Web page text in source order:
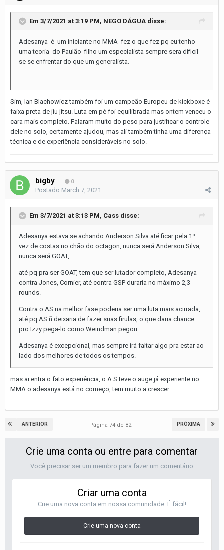
Em 3/7/2021 at 3:19 PM, NEGO DÁGUA disse:
Adesanya é um iniciante no MMA fez o que fez pq eu tenho
uma teoria do Paulão filho um especialista sempre sera dificil
se se enfrentar do que um generalista.
Sim, Ian Blachowicz também foi um campeão Europeu de kickboxe é
faixa preta de jiu jitsu. Luta em pé foi equilibrada mas ontem venceu o
cara mais completo. Falaram muito do peso para justificar o controle
dele no solo, certamente ajudou, mas ali também tinha uma diferença
técnica e de experiência consideráveis no solo.
bigby 0
Postado March 7, 2021
Em 3/7/2021 at 3:13 PM, Cass disse:
Adesanya estava se achando Anderson Silva até ficar pela 1º
vez de costas no chão do octagon, nunca será Anderson Silva,
nunca será GOAT,
até pq pra ser GOAT, tem que ser lutador completo, Adesanya
contra Jones, Cornier, até contra GSP duraria no máximo 2,3
rounds.
Contra o AS na melhor fase poderia ser uma luta mais acirrada,
até pq AS ñ deixaria de fazer suas firulas, o que daria chance
pro Izzy pega-lo como Weindman pegou.
Adesanya é excepcional, mas sempre irá faltar algo pra estar ao
lado dos melhores de todos os tempos.
mas ai entra o fato experiência, o A.S teve o auge já experiente no
MMA o adesanya está no começo, tem muito a crescer
ANTERIOR PRÓXIMA
Página 74 de 82
Crie uma conta ou entre para comentar
Você precisar ser um membro para fazer um comentário
Criar uma conta
Crie uma nova conta em nossa comunidade. É fácil!
Crie uma nova conta